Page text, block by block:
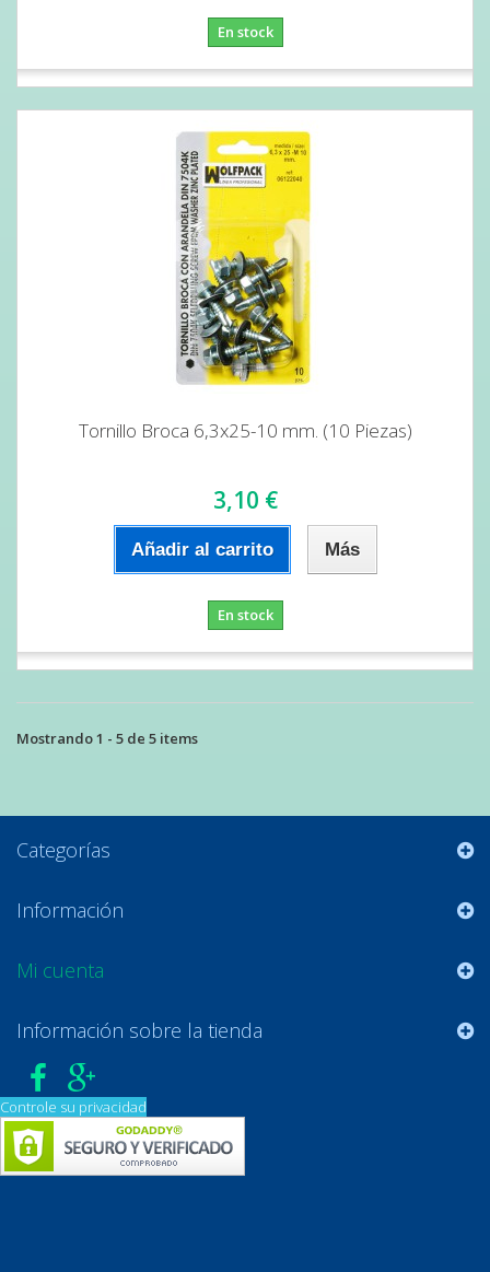
En stock
Tornillo Broca 6,3x25-10 mm. (10 Piezas)
3,10 €
Añadir al carrito Más
En stock
Mostrando 1 - 5 de 5 items
Categorías
Información
Mi cuenta
Información sobre la tienda
Controle su privacidad